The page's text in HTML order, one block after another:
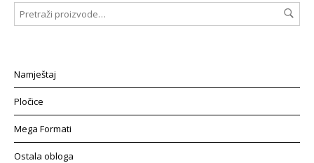
Namještaj
Pločice
Mega Formati
Ostala obloga